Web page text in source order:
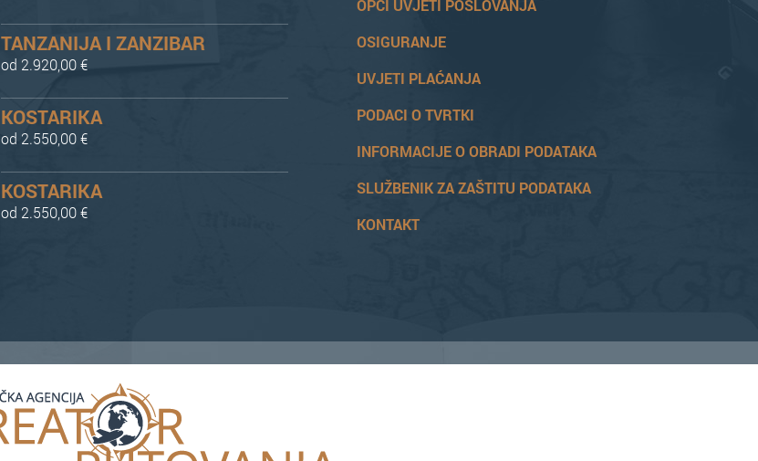
TANZANIJA I ZANZIBAR
od 2.920,00 €
KOSTARIKA
od 2.550,00 €
KOSTARIKA
od 2.550,00 €
OPĆI UVJETI POSLOVANJA
OSIGURANJE
UVJETI PLAĆANJA
PODACI O TVRTKI
INFORMACIJE O OBRADI PODATAKA
SLUŽBENIK ZA ZAŠTITU PODATAKA
KONTAKT